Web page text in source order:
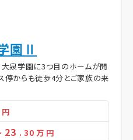
園Ⅱ
大泉学園に3つ目のホームが開
停からも徒歩4分とご家族の来
23 . 30 万 円